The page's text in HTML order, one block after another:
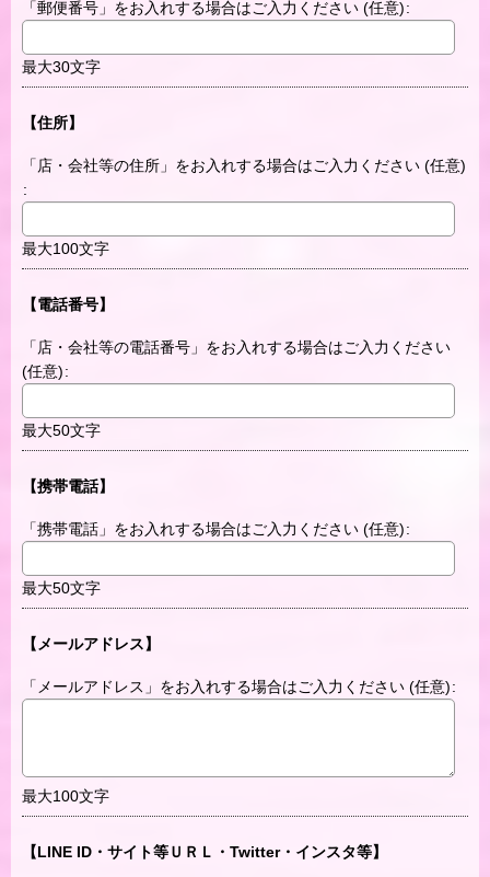
「郵便番号」をお入れする場合はご入力ください (任意):
最大30文字
【住所】
「店・会社等の住所」をお入れする場合はご入力ください (任意)
:
最大100文字
【電話番号】
「店・会社等の電話番号」をお入れする場合はご入力ください
(任意):
最大50文字
【携帯電話】
「携帯電話」をお入れする場合はご入力ください (任意):
最大50文字
【メールアドレス】
「メールアドレス」をお入れする場合はご入力ください (任意):
最大100文字
【LINE ID・サイト等ＵＲＬ・Twitter・インスタ等】